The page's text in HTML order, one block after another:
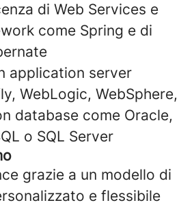
di Web Services e
come Spring e di
application server
WebLogic, WebSphere,
database come Oracle,
o SQL Server
grazie a un modello di
e flessibile